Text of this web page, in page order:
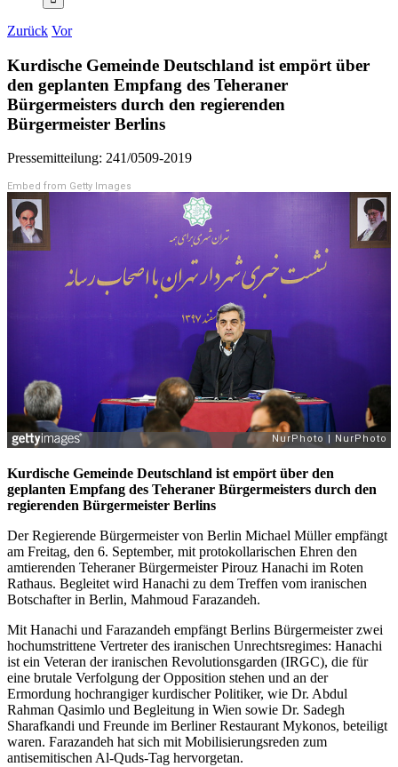
Zurück Vor
Kurdische Gemeinde Deutschland ist empört über
den geplanten Empfang des Teheraner
Bürgermeisters durch den regierenden
Bürgermeister Berlins
Pressemitteilung: 241/0509-2019
Embed from Getty Images
Kurdische Gemeinde Deutschland ist empört über den
geplanten Empfang des Teheraner Bürgermeisters durch den
regierenden Bürgermeister Berlins
Der Regierende Bürgermeister von Berlin Michael Müller empfängt
am Freitag, den 6. September, mit protokollarischen Ehren den
amtierenden Teheraner Bürgermeister Pirouz Hanachi im Roten
Rathaus. Begleitet wird Hanachi zu dem Treffen vom iranischen
Botschafter in Berlin, Mahmoud Farazandeh.
Mit Hanachi und Farazandeh empfängt Berlins Bürgermeister zwei
hochumstrittene Vertreter des iranischen Unrechtsregimes: Hanachi
ist ein Veteran der iranischen Revolutionsgarden (IRGC), die für
eine brutale Verfolgung der Opposition stehen und an der
Ermordung hochrangiger kurdischer Politiker, wie Dr. Abdul
Rahman Qasimlo und Begleitung in Wien sowie Dr. Sadegh
Sharafkandi und Freunde im Berliner Restaurant Mykonos, beteiligt
waren. Farazandeh hat sich mit Mobilisierungsreden zum
antisemitischen Al-Quds-Tag hervorgetan.